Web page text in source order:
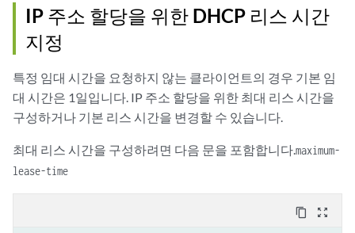
IP 주소 할당을 위한 DHCP 리스 시간
지정
특정 임대 시간을 요청하지 않는 클라이언트의 경우 기본 임
대 시간은 1일입니다. IP 주소 할당을 위한 최대 리스 시간을
구성하거나 기본 리스 시간을 변경할 수 있습니다.
최대 리스 시간을 구성하려면 다음 문을 포함합니다.maximum-
lease-time
content_copy zoom_out_map